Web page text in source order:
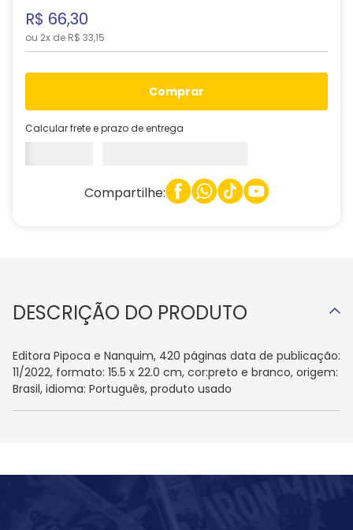
R$ 66,30
ou 2x de R$ 33,15
comprar
Calcular frete e prazo de entrega
Compartilhe:
DESCRIÇÃO DO PRODUTO
Editora Pipoca e Nanquim, 420 páginas data de publicação:
11/2022, formato: 15.5 x 22.0 cm, cor:preto e branco, origem:
Brasil, idioma: Português, produto usado